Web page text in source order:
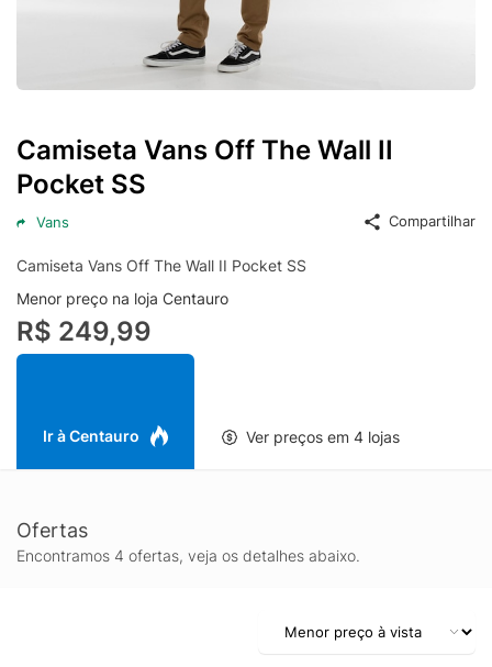
Camiseta Vans Off The Wall II
Pocket SS
Vans Compartilhar
Camiseta Vans Off The Wall II Pocket SS
Menor preço na loja Centauro
R$ 249,99
Ir à Centauro Ver preços em 4 lojas
Ofertas
Encontramos 4 ofertas, veja os detalhes abaixo.